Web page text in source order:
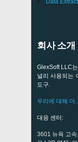
Data
회사 소개
GlexSoft LLC
널리 사용되는
도구.
우리에 대해 더
대응 센터:
3601 뉴욕 고